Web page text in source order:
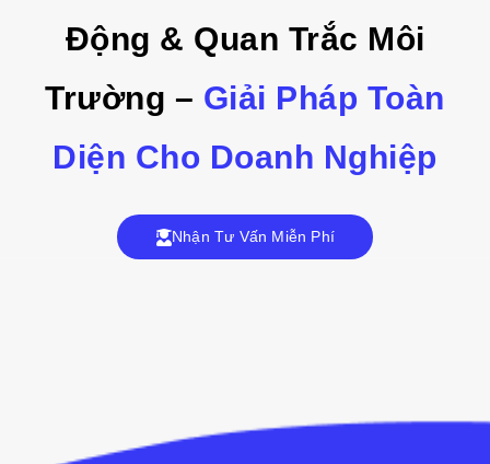
Động & Quan Trắc Môi
Trường – Giải Pháp Toàn
Diện Cho Doanh Nghiệp
Nhận Tư Vấn Miễn Phí